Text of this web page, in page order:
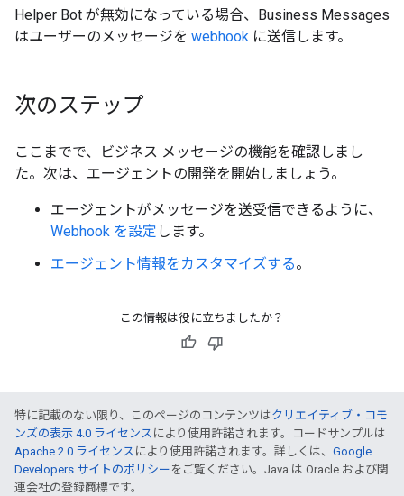
Helper Bot が無効になっている場合、Business Messages
はユーザーのメッセージを webhook に送信します。
次のステップ
ここまでで、ビジネス メッセージの機能を確認しまし
た。次は、エージェントの開発を開始しましょう。
エージェントがメッセージを送受信できるように、
Webhook を設定 します。
エージェント情報をカスタマイズする。
この情報は役に立ちましたか？
特に記載のない限り、このページのコンテンツはクリエイティブ・コモ
ンズの表示 4.0 ライセンス により使用許諾されます。コードサンプルは
Apache 2.0 ライセンス により使用許諾されます。詳しくは、 Google
Developers サイトのポリシー をご覧ください。Java は Oracle および関
連会社の登録商標です。